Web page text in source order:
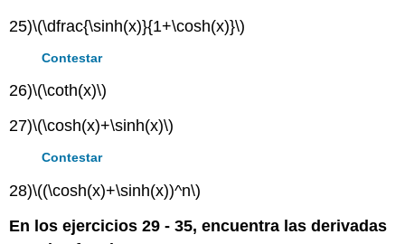
25)\(\dfrac{\sinh(x)}{1+\cosh(x)}\)
Contestar
26)\(\coth(x)\)
27)\(\cosh(x)+\sinh(x)\)
Contestar
28)\((\cosh(x)+\sinh(x))^n\)
En los ejercicios 29 - 35, encuentra las derivadas